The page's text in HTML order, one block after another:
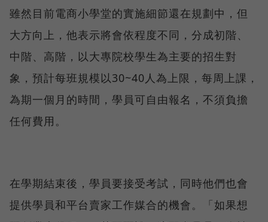
雖然目前電商小學堂的實施細節還在規劃中，但
大方向上，他表示將會依程度不同，分成初階、
中階、高階，以大專院校學生為主要的招生對
象，預計每班規模以30~40人為上限，每周上課，
為期一個月的時間，學員可自由報名，不須負擔
任何費用。
在學期結束後，學員要接受考試，同時他們也會
提供學員和平台賣家工作媒合的機會。「如果想